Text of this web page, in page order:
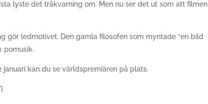
lyste det tråkvarning om. Men nu ser det ut som att filmen
gör ledmotivet. Den gamla filosofen som myntade “en bild
pomusik.
kan du se världspremiären på plats.